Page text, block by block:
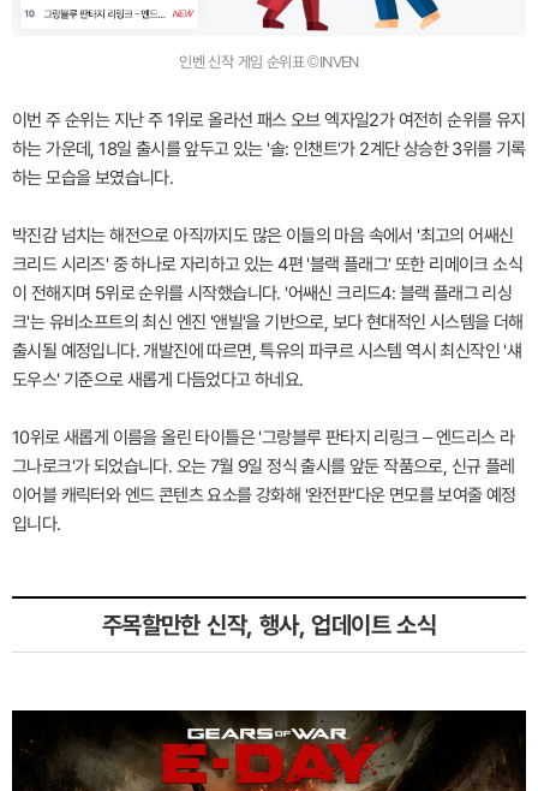
인벤 신작 게임 순위표 ©INVEN
이번 주 순위는 지난 주 1위로 올라선 패스 오브 엑자일2가 여전히 순위를 유지
하는 가운데, 18일 출시를 앞두고 있는 '솔: 인챈트'가 2계단 상승한 3위를 기록
하는 모습을 보였습니다.
박진감 넘치는 해전으로 아직까지도 많은 이들의 마음 속에서 '최고의 어쌔신
크리드 시리즈' 중 하나로 자리하고 있는 4편 '블랙 플래그' 또한 리메이크 소식
이 전해지며 5위로 순위를 시작했습니다. '어쌔신 크리드4: 블랙 플래그 리싱
크'는 유비소프트의 최신 엔진 '앤빌'을 기반으로, 보다 현대적인 시스템을 더해
출시될 예정입니다. 개발진에 따르면, 특유의 파쿠르 시스템 역시 최신작인 '섀
도우스' 기준으로 새롭게 다듬었다고 하네요.
10위로 새롭게 이름을 올린 타이틀은 '그랑블루 판타지 리링크 – 엔드리스 라
그나로크'가 되었습니다. 오는 7월 9일 정식 출시를 앞둔 작품으로, 신규 플레
이어블 캐릭터와 엔드 콘텐츠 요소를 강화해 '완전판'다운 면모를 보여줄 예정
입니다.
주목할만한 신작, 행사, 업데이트 소식